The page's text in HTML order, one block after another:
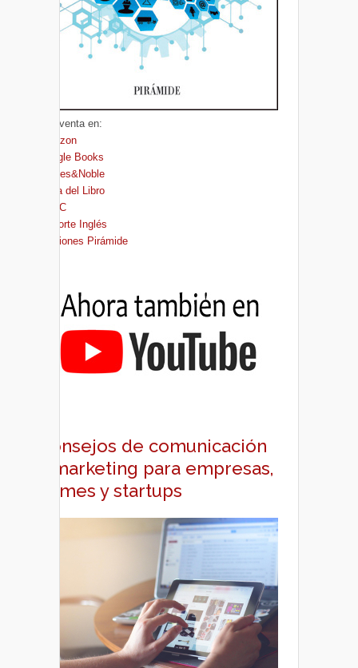
A la venta en:
Amazon
Google Books
Barnes&Noble
Casa del Libro
FNAC
El Corte Inglés
Ediciones Pirámide
Consejos de comunicación
y marketing para empresas,
pymes y startups